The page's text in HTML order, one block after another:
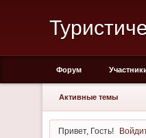
Форум
Активные темы
Привет, Гость!